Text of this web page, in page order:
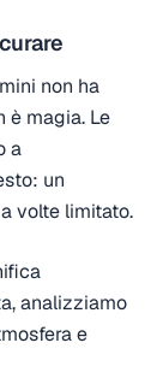
non ha
è magia. Le
a
un
volte limitato.
analizziamo
e